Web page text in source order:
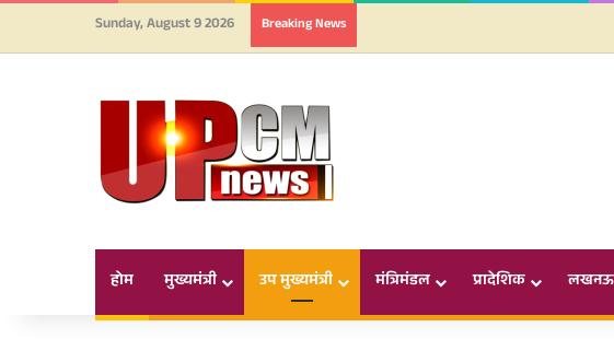
Sunday, August 9 2026 Breaking News
होम मुख्यमंत्री उप मुख्यमंत्री मंत्रिमंडल प्रादेशिक लखनऊ